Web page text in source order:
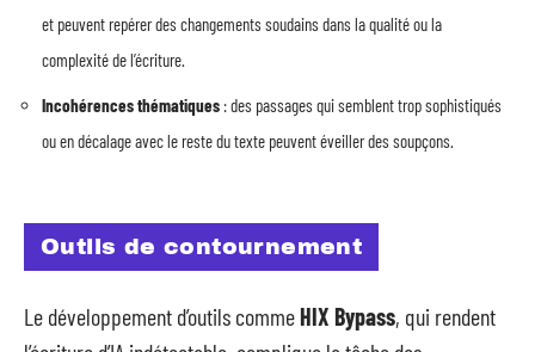
et peuvent repérer des changements soudains dans la qualité ou la
complexité de l’écriture.
Incohérences thématiques : des passages qui semblent trop sophistiqués
ou en décalage avec le reste du texte peuvent éveiller des soupçons.
Outils de contournement
Le développement d’outils commeHIX Bypass, qui rendent